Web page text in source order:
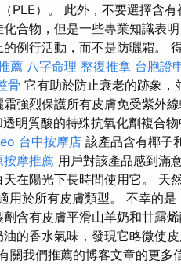
PLE）。 此外，不要選擇含
合物，但是一些專業知識表
的例行活動，而不是防曬霜。
薦 八字命理 整復推拿 台胞證
骨 它有助於防止衰老的跡象，
強烈保護所有皮膚免受紫外
明質酸的特殊抗氧化劑複合
台中按摩店 該產品含有椰子
按摩推薦 用戶對該產品感到滿
在陽光下長時間使用它。 天
用於所有皮膚類型。 不幸的
含有皮膚平滑山羊奶和甘露
的香水氣味，發現它略微使
關我們推薦的博客文章的更多